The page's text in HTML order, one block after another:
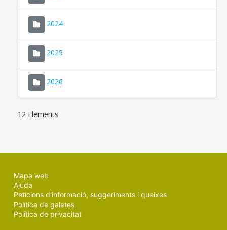
2024
2025
2026
12 Elements
Mapa web
Ajuda
Peticions d'informació, suggeriments i queixes
Política de galetes
Política de privacitat